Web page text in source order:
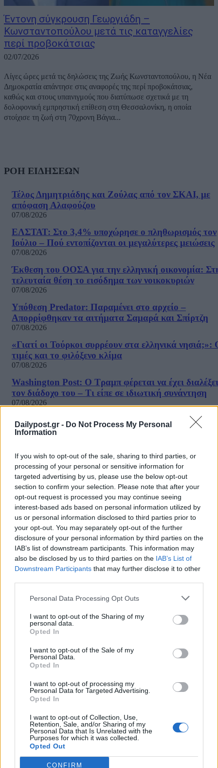
Dailypost.gr - Do Not Process My Personal
Information
If you wish to opt-out of the sale, sharing to third parties, or
processing of your personal or sensitive information for
targeted advertising by us, please use the below opt-out
section to confirm your selection. Please note that after your
opt-out request is processed you may continue seeing
interest-based ads based on personal information utilized by
us or personal information disclosed to third parties prior to
your opt-out. You may separately opt-out of the further
disclosure of your personal information by third parties on the
IAB’s list of downstream participants. This information may
also be disclosed by us to third parties on the IAB’s List of
Downstream Participants that may further disclose it to other
Personal Data Processing Opt Outs
I want to opt-out of the Sharing of my
personal data.
Opted In
I want to opt-out of the Sale of my
Personal Data.
Opted In
I want to opt-out of processing my
Personal Data for Targeted Advertising.
Opted In
I want to opt-out of Collection, Use,
Retention, Sale, and/or Sharing of my
Personal Data that Is Unrelated with the
Purposes for which it was collected.
Opted Out
CONFIRM
Έντονη σύγκρουση Γεωργιάδη –
Κωνσταντοπούλου μετά τις καταγγελίες
περί προβοκάτσιας
02/07/2026
Λίγες ώρες μετά τις δηλώσεις της Ζωής Κωνσταντοπούλου, η Νέα
Δημοκρατία απάντησε στις αναφορές της περί προβοκάτσιας,
καθώς και στους υπαινιγμούς που διατύπωσε σχετικά με τη
δολοφονική εμπρηστική επίθεση στη Θεσσαλονίκη, η οποία
στοίχισε τη ζωή στη 70χρονη Βάγια...
ΡΟΗ ΕΙΔΗΣΕΩΝ
Τέλος Δημητριάδης και Ζούλας από τον ΣΚΑΙ, με
απόφαση Αλαφούζου
07/08/2026
ΕΛΣΤΑΤ: Στο 3,4% υποχώρησε ο πληθωρισμός τον
Ιούλιο – Πού εντοπίζονται οι μεγαλύτερες μειώσεις
07/08/2026
Έκθεση του ΟΟΣΑ για την ελληνική οικονομία:
τελευταία θέση το εισόδημα των νοικοκυριών
07/08/2026
Υπόθεση Predator: Παραμένει στο αρχείο –
Απορρίφθηκαν τα αιτήματα Σαμαρά και Σπίρτζη
07/08/2026
«Γιατί οι Τούρκοι συρρέουν στα ελληνικά νησιά;»:
τιμές και το φιλόξενο κλίμα
07/08/2026
Washington Post: Ο Τραμπ φέρεται να έχει διαλέξει
τον διάδοχο του – Τι είπε σε ιδιωτική συνάντηση
07/08/2026
«Καμπάνα» 567 εκατ δολαρίων στη Meta για
στην ψυχική υγεία των παιδιών
Η εφαρμογή «Οδύσσεια του Ομήρου» του
Καραναστάση στην κορυφή του ελληνικού App
07/08/2026
ΔΗΜΟΦΙΛΗ
Τσίπρας: Στις 2 Σεπτεμβρίου στη Θεσσαλονίκη θα
παρουσιάσει το οικονομικό πρόγραμμα της ΕΛΑΣ
07/08/2026
«Καμπάνα» 567 εκατ δολαρίων στη Meta για
στην ψυχική υγεία των παιδιών
07/08/2026
Ευρωπαίων ταξιδιωτών
Ολική έκλειψη ηλίου: Πώς η Ευρώπη απειλείται με
blackout
ΕΛΣΤΑΤ: Στο 3,4% υποχώρησε ο πληθωρισμός τον
07/08/2026
Μία ομάδα έμπειρων δημοσιογράφων δημιούργησαν πριν μερικά χρόνια το
dailypost.gr, με στόχο την αντικειμενική ενημέρωση και την ανάλυση πίσω από
αποκαλύπτουν πολιτικά και παραπολιτικά θέματα, γράφουν επωνύμως την
άποψη τους, με γνώμονα τον ενημερωμένο αναγνώστη.